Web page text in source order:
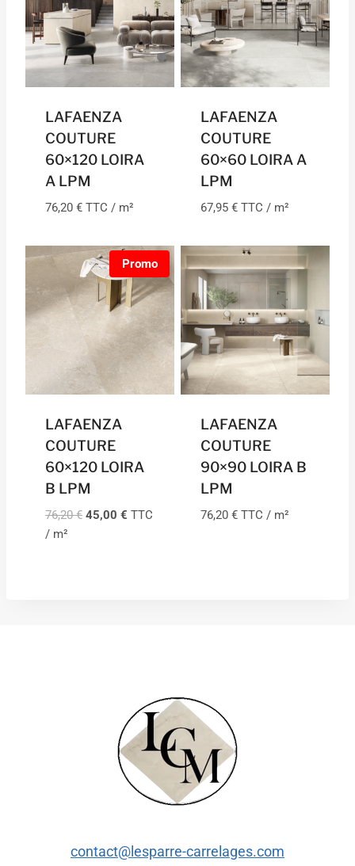
LAFAENZA
COUTURE
60×120 LOIRA
A LPM
76,20 € TTC / m²
LAFAENZA
COUTURE
60×60 LOIRA A
LPM
67,95 € TTC / m²
Promo
LAFAENZA
COUTURE
60×120 LOIRA
B LPM
76,20€ Le
45,00 € Le
TTC
/ m²
LAFAENZA
COUTURE
90×90 LOIRA B
LPM
76,20 € TTC / m²
contact@lesparre-carrelages.com